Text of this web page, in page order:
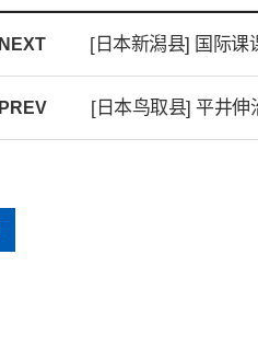
NEXT [日本新潟县] 国际课
PREV [日本鸟取县] 平井伸